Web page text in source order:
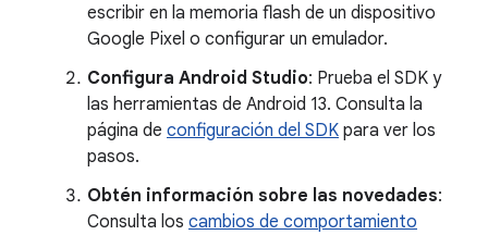
escribir en la memoria flash de un dispositivo
Google Pixel o configurar un emulador.
Configura Android Studio: Prueba el SDK y
las herramientas de Android 13. Consulta la
página de configuración del SDK para ver los
pasos.
Obtén información sobre las novedades:
Consulta los cambios de comportamiento